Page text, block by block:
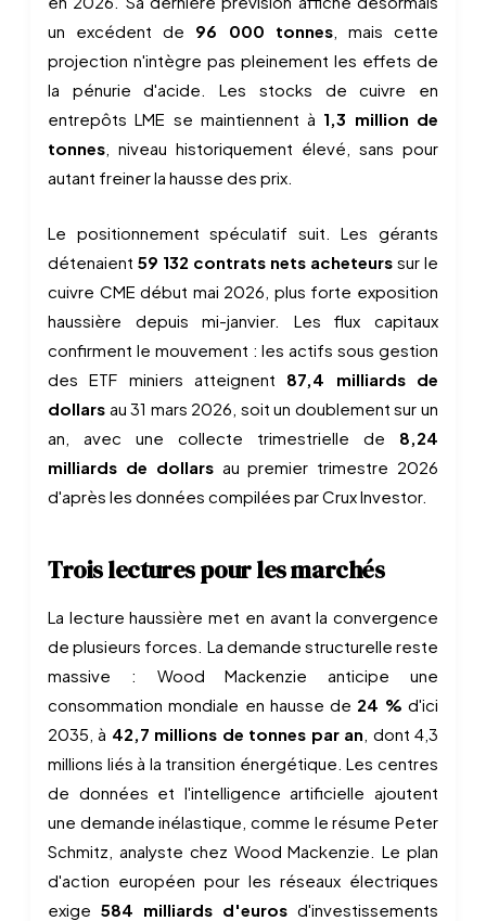
un excédent de 96 000 tonnes, mais cette
projection n'intègre pas pleinement les effets de
la pénurie d'acide. Les stocks de cuivre en
entrepôts LME se maintiennent à 1,3 million de
tonnes, niveau historiquement élevé, sans pour
autant freiner la hausse des prix.
Le positionnement spéculatif suit. Les gérants
détenaient 59 132 contrats nets acheteurs sur le
cuivre CME début mai 2026, plus forte exposition
haussière depuis mi-janvier. Les flux capitaux
confirment le mouvement : les actifs sous gestion
des ETF miniers atteignent 87,4 milliards de
dollars au 31 mars 2026, soit un doublement sur un
an, avec une collecte trimestrielle de 8,24
milliards de dollarsau premier trimestre 2026
d'après les données compilées par Crux Investor.
Trois lectures pour les marchés
La lecture haussière met en avant la convergence
de plusieurs forces. La demande structurelle reste
massive : Wood Mackenzie anticipe une
consommation mondiale en hausse de 24 % d'ici
2035, à 42,7 millions de tonnes par an, dont 4,3
millions liés à la transition énergétique. Les centres
de données et l'intelligence artificielle ajoutent
une demande inélastique, comme le résume Peter
Schmitz, analyste chez Wood Mackenzie. Le plan
d'action européen pour les réseaux électriques
exige 584 milliards d'euros d'investissements